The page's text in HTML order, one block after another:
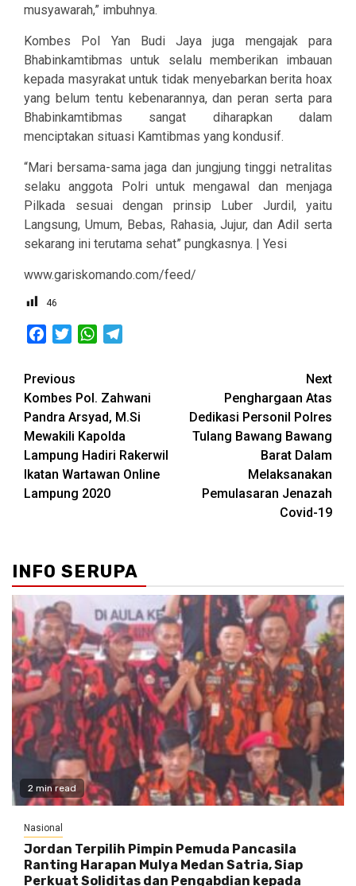
musyawarah,” imbuhnya.
Kombes Pol Yan Budi Jaya juga mengajak para
Bhabinkamtibmas untuk selalu memberikan imbauan
kepada masyrakat untuk tidak menyebarkan berita hoax
yang belum tentu kebenarannya, dan peran serta para
Bhabinkamtibmas sangat diharapkan dalam
menciptakan situasi Kamtibmas yang kondusif.
“Mari bersama-sama jaga dan jungjung tinggi netralitas
selaku anggota Polri untuk mengawal dan menjaga
Pilkada sesuai dengan prinsip Luber Jurdil, yaitu
Langsung, Umum, Bebas, Rahasia, Jujur, dan Adil serta
sekarang ini terutama sehat” pungkasnya. | Yesi
www.gariskomando.com/feed/
46
FacebookTwitterWhatsApp
Post
navigation
Previous
Kombes Pol. Zahwani
Pandra Arsyad, M.Si
Mewakili Kapolda
Lampung Hadiri Rakerwil
Ikatan Wartawan Online
Lampung 2020
Next
Penghargaan Atas
Dedikasi Personil Polres
Tulang Bawang Bawang
Barat Dalam
Melaksanakan
Pemulasaran Jenazah
Covid-19
INFO SERUPA
2 min read
Nasional
Jordan Terpilih Pimpin Pemuda Pancasila
Ranting Harapan Mulya Medan Satria, Siap
Perkuat Soliditas dan Pengabdian kepada